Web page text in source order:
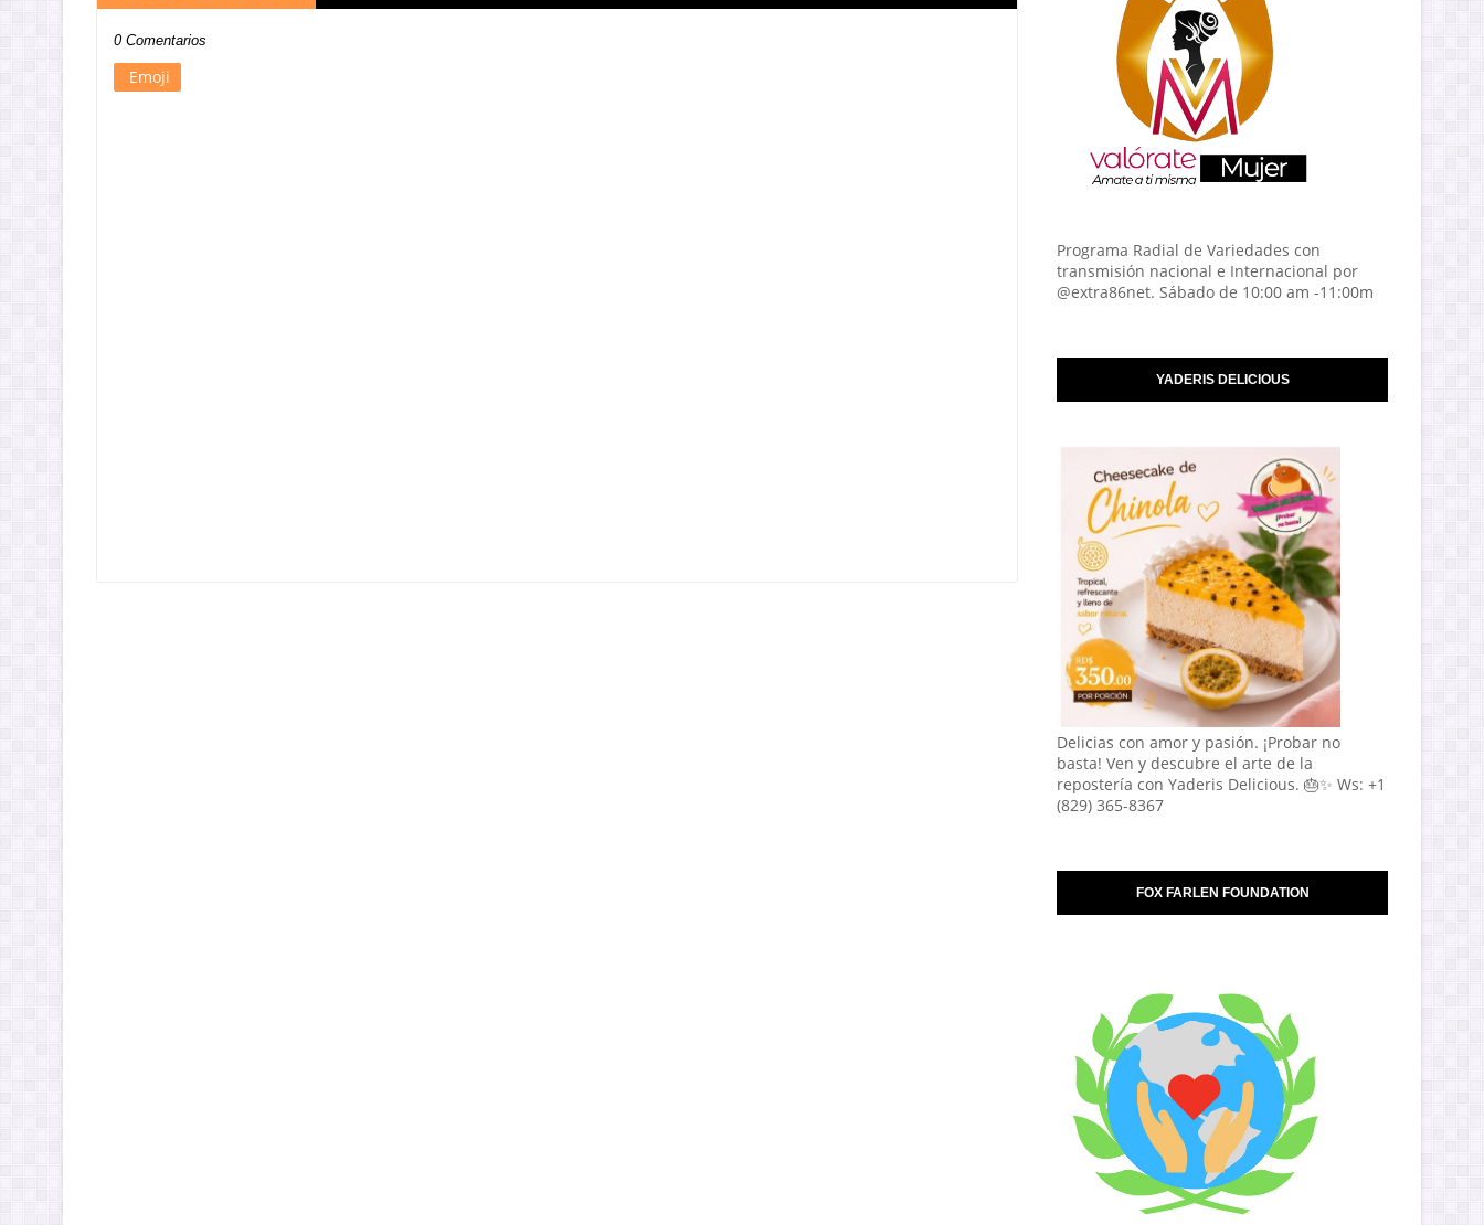
0 Comentarios
Emoji
Programa Radial de Variedades con
transmisión nacional e Internacional por
@extra86net. Sábado de 10:00 am -11:00m
YADERIS DELICIOUS
Delicias con amor y pasión. ¡Probar no
basta! Ven y descubre el arte de la
repostería con Yaderis Delicious. 🎂✨ Ws: +1
(829) 365-8367
FOX FARLEN FOUNDATION